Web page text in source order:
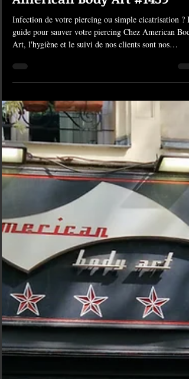
Comment reconnaître une
infection sur un piercing |
American Body Art #1459
Infection de votre piercing ou simple cicatrisation ?
Art, l'hygiène et le suivi de nos clients sont nos
priorités. On vous explique comment faire la
et adopter les bons gestes. 1. Ce qui est NORMAL :
phase de cicatrisation Il est tout à fait courant qu’un
piercing tout neuf soit un peu capricieux. Pendant les
premières semaines, votre corps réagit à ce corps
étranger (même s'il s'agit de nos bijoux de haute